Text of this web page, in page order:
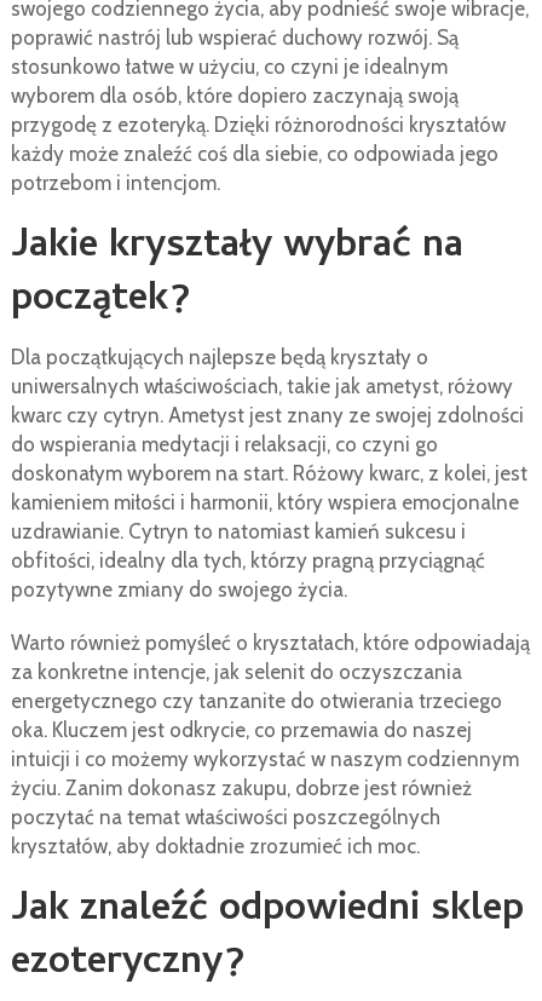
swojego codziennego życia, aby podnieść swoje wibracje,
poprawić nastrój lub wspierać duchowy rozwój. Są
stosunkowo łatwe w użyciu, co czyni je idealnym
wyborem dla osób, które dopiero zaczynają swoją
przygodę z ezoteryką. Dzięki różnorodności kryształów
każdy może znaleźć coś dla siebie, co odpowiada jego
potrzebom i intencjom.
Jakie kryształy wybrać na
początek?
Dla początkujących najlepsze będą kryształy o
uniwersalnych właściwościach, takie jak ametyst, różowy
kwarc czy cytryn. Ametyst jest znany ze swojej zdolności
do wspierania medytacji i relaksacji, co czyni go
doskonałym wyborem na start. Różowy kwarc, z kolei, jest
kamieniem miłości i harmonii, który wspiera emocjonalne
uzdrawianie. Cytryn to natomiast kamień sukcesu i
obfitości, idealny dla tych, którzy pragną przyciągnąć
pozytywne zmiany do swojego życia.
Warto również pomyśleć o kryształach, które odpowiadają
za konkretne intencje, jak selenit do oczyszczania
energetycznego czy tanzanite do otwierania trzeciego
oka. Kluczem jest odkrycie, co przemawia do naszej
intuicji i co możemy wykorzystać w naszym codziennym
życiu. Zanim dokonasz zakupu, dobrze jest również
poczytać na temat właściwości poszczególnych
kryształów, aby dokładnie zrozumieć ich moc.
Jak znaleźć odpowiedni sklep
ezoteryczny?